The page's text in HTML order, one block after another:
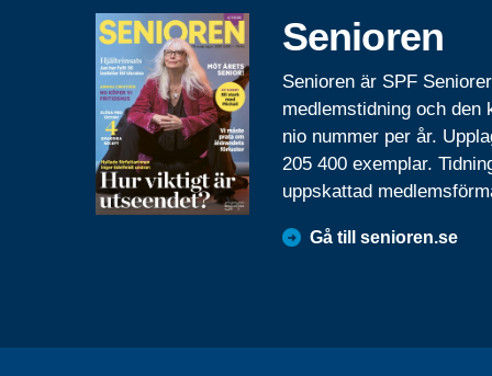
Senioren
Senioren är SPF
medlemstidning och den
nio nummer per år.
205 400 exemplar.
uppskattad
Gå till senioren.se